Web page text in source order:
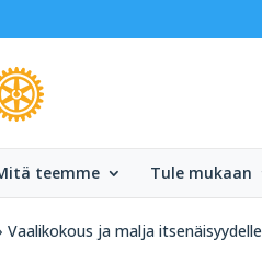
teemme Tule mukaan
Vaalikokous ja malja itsenäisyydelle